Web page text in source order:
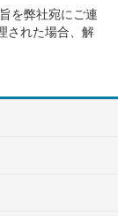
を弊社宛にご連
された場合、解